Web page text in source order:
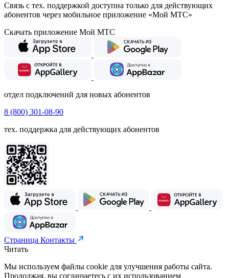
Связь с тех. поддержкой доступна только для действующих
абонентов через мобильное приложение «Мой МТС»
Скачать приложение Мой МТС
отдел подключений для новых абонентов
8 (800) 301-08-90
тех. поддержка для действующих абонентов
Страница Контакты
Читать
Мы используем файлы cookie для улучшения работы сайта.
Продолжая, вы соглашаетесь с их использованием